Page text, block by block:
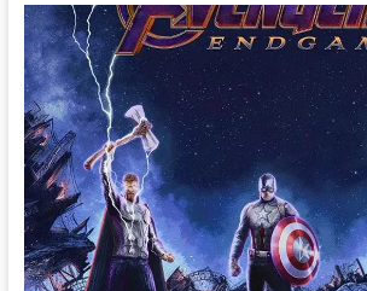
El
espectacular
y
emocionante
fin
de
una
era
3º
Parte